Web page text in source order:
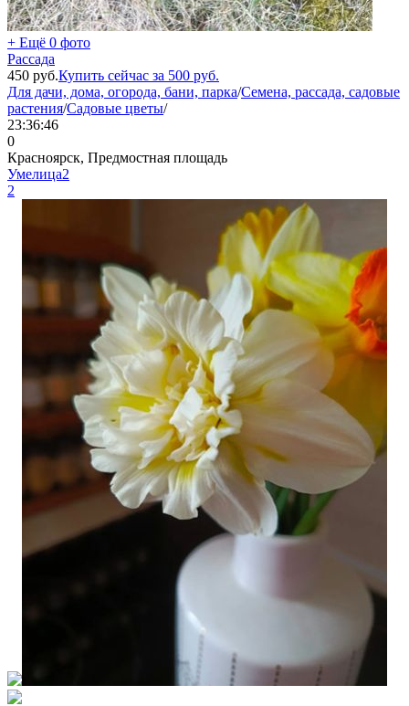
+ Ещё 0 фото
Рассада
450 руб.Купить сейчас за 500 руб.
Для дачи, дома, огорода, бани, парка/Семена, рассада, садовые
растения/Садовые цветы/
23:36:46
0
Красноярск, Предмостная площадь
Умелица2
2